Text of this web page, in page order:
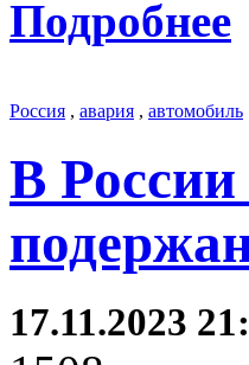
Подробнее
Россия , авария , автомобиль
В России
17.11.2023